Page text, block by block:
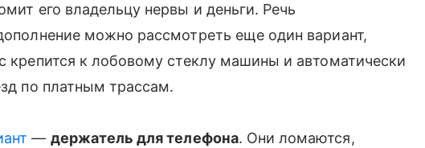
его владельцу нервы и деньги. Речь
можно рассмотреть еще один вариант,
крепится к лобовому стеклу машины и автоматически
по платным трассам.
— держатель для телефона. Они ломаются,